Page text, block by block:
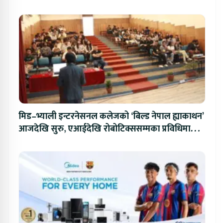
मिड–भ्याली इन्टरनेसनल कलेजको ‘बिल्ड नेपाल ह्याकाथन’
आजदेखि सुरु, एआईदेखि रोबोटिक्ससम्मका प्रविधिमा